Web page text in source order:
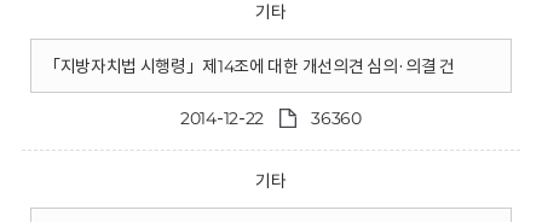
기타
「지방자치법 시행령」제14조에 대한 개선의견 심의·의결 건
2014-12-22 36360
기타